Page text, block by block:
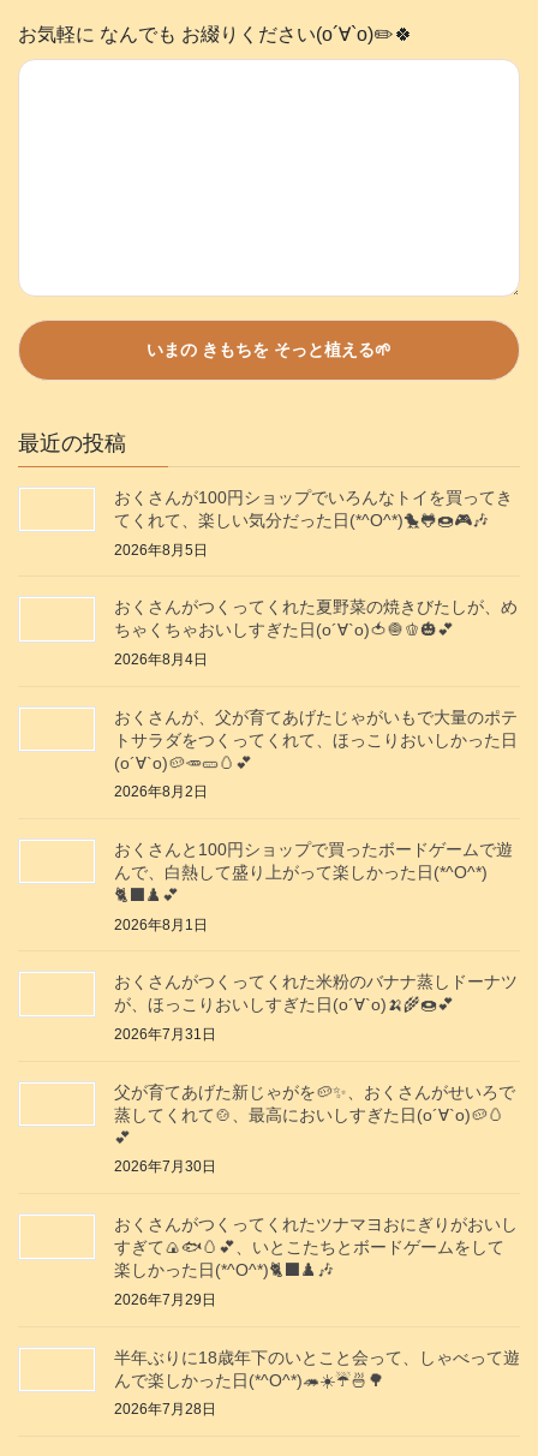
お気軽に なんでも お綴りください(о´∀`о)✏️🍀
最近の投稿
おくさんが100円ショップでいろんなトイを買ってき
てくれて、楽しい気分だった日(*^O^*)🐤🐸🍩🎮️🎶
2026年8月5日
おくさんがつくってくれた夏野菜の焼きびたしが、め
ちゃくちゃおいしすぎた日(о´∀`о)🍅🧅🫑🎃💕
2026年8月4日
おくさんが、父が育てあげたじゃがいもで大量のポテ
トサラダをつくってくれて、ほっこりおいしかった日
(о´∀`о)🥔🥕🥒🥚💕
2026年8月2日
おくさんと100円ショップで買ったボードゲームで遊
んで、白熱して盛り上がって楽しかった日(*^O^*)
🐈‍⬛♟️💕
2026年8月1日
おくさんがつくってくれた米粉のバナナ蒸しドーナツ
が、ほっこりおいしすぎた日(о´∀`о)🍌🌾🍩💕
2026年7月31日
父が育てあげた新じゃがを🥔✨️、おくさんがせいろで
蒸してくれて🍲、最高においしすぎた日(о´∀`о)🥔🥚
💕
2026年7月30日
おくさんがつくってくれたツナマヨおにぎりがおいし
すぎて🍙🐟️🥚💕、いとこたちとボードゲームをして
楽しかった日(*^O^*)🐈‍⬛♟️🎶
2026年7月29日
半年ぶりに18歳年下のいとこと会って、しゃべって遊
んで楽しかった日(*^O^*)🦔☀️☔🍜🌳
2026年7月28日